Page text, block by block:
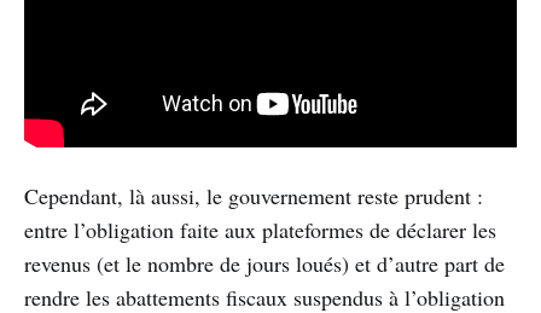
Cependant, là aussi, le gouvernement reste prudent :
entre l’obligation faite aux plateformes de déclarer les
revenus (et le nombre de jours loués) et d’autre part de
rendre les abattements fiscaux suspendus à l’obligation